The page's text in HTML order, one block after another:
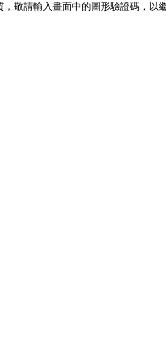
敬請輸入畫面中的圖形驗證碼，以